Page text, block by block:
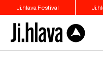
Ji.hlava Festival